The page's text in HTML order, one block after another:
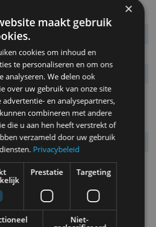
124 g/km
D
8,6 s
202 km/u
uitvoeringen
×
maakt gebruik
cookies om inhoud en
te personaliseren en om ons
analyseren. We delen ook
over uw gebruik van onze site
advertentie- en analysepartners,
combineren met andere
die u aan hen heeft verstrekt of
verzameld door uw gebruik
Privacybeleid
Prestatie Targeting
Niet-